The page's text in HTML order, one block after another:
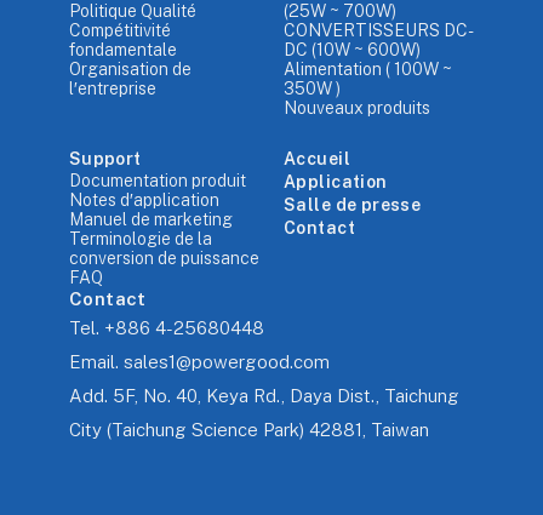
Politique Qualité
Compétitivité
fondamentale
Organisation de
l′entreprise
(25W ~ 700W)
CONVERTISSEURS DC-
DC (10W ~ 600W)
Alimentation ( 100W ~
350W )
Nouveaux produits
Support
Documentation produit
Notes d′application
Manuel de marketing
Terminologie de la
conversion de puissance
FAQ
Accueil
Application
Salle de presse
Contact
Contact
Tel. +886 4-25680448
Email. sales1@powergood.com
Add. 5F, No. 40, Keya Rd., Daya Dist., Taichung
City (Taichung Science Park) 42881, Taiwan